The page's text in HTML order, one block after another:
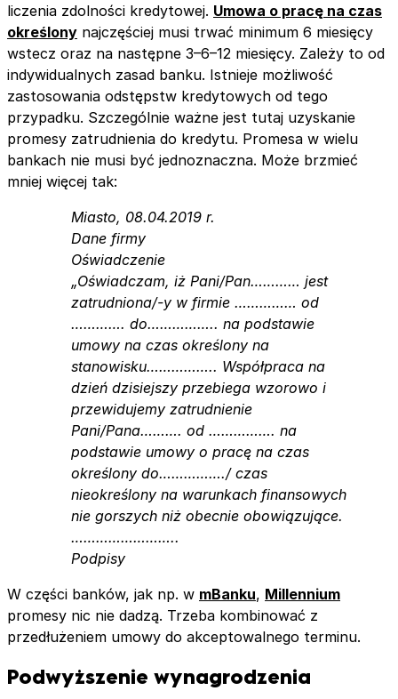
liczenia zdolności kredytowej. Umowa o pracę na czas
określony najczęściej musi trwać minimum 6 miesięcy
wstecz oraz na następne 3–6–12 miesięcy. Zależy to od
indywidualnych zasad banku. Istnieje możliwość
zastosowania odstępstw kredytowych od tego
przypadku. Szczególnie ważne jest tutaj uzyskanie
promesy zatrudnienia do kredytu. Promesa w wielu
bankach nie musi być jednoznaczna. Może brzmieć
mniej więcej tak:
Miasto, 08.04.2019 r.
Dane firmy
Oświadczenie
„Oświadczam, iż Pani/Pan………… jest
zatrudniona/-y w firmie …………… od
…………. do…………….. na podstawie
umowy na czas określony na
stanowisku…………….. Współpraca na
dzień dzisiejszy przebiega wzorowo i
przewidujemy zatrudnienie
Pani/Pana………. od ……………. na
podstawie umowy o pracę na czas
określony do……………./ czas
nieokreślony na warunkach finansowych
nie gorszych niż obecnie obowiązujące.
……………………..
Podpisy
W części banków, jak np. w mBanku, Millennium
promesy nic nie dadzą. Trzeba kombinować z
przedłużeniem umowy do akceptowalnego terminu.
Podwyższenie wynagrodzenia